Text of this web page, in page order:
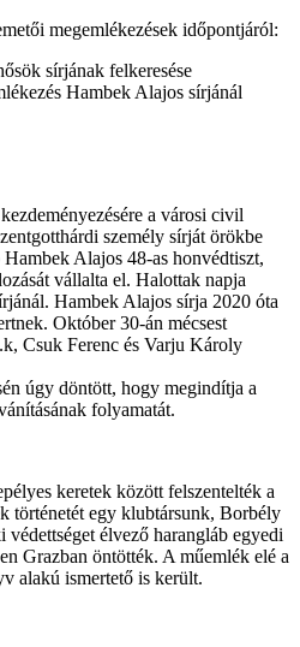
megemlékezések időpontjáról:
sírjának felkeresése
Hambek Alajos sírjánál
a városi civil
személy sírját örökbe
Alajos 48-as honvédtiszt,
vállalta el. Halottak napja
Hambek Alajos sírja 2020 óta
Október 30-án mécsest
Csuk Ferenc és Varju Károly
úgy döntött, hogy megindítja a
folyamatát.
keretek között felszentelték a
történetét egy klubtársunk, Borbély
élvező harangláb egyedi
Grazban öntötték. A műemlék elé a
alakú ismertető is került.